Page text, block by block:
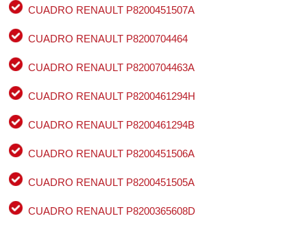
CUADRO RENAULT P8200451507A
CUADRO RENAULT P8200704464
CUADRO RENAULT P8200704463A
CUADRO RENAULT P8200461294H
CUADRO RENAULT P8200461294B
CUADRO RENAULT P8200451506A
CUADRO RENAULT P8200451505A
CUADRO RENAULT P8200365608D